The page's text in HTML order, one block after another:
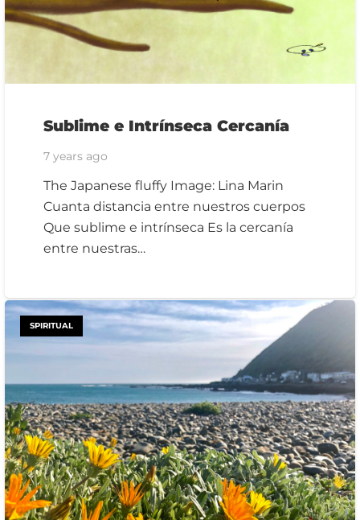
Sublime e Intrínseca Cercanía
7 years ago
The Japanese fluffy Image: Lina Marin
Cuanta distancia entre nuestros cuerpos
Que sublime e intrínseca Es la cercanía
entre nuestras…
SPIRITUAL